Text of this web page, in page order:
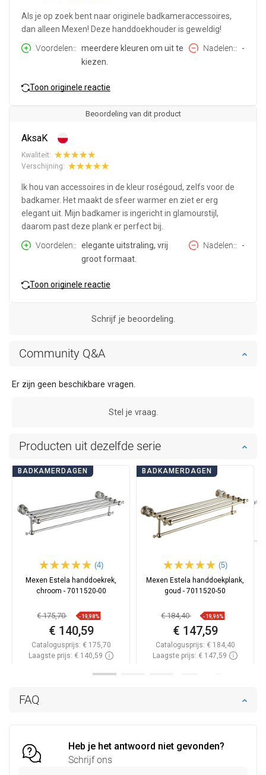
FAQ
Heb je het antwoord niet gevonden?
Schrijf ons
Als je op zoek bent naar originele badkameraccessoires,
dan alleen Mexen! Deze handdoekhouder is geweldig!
Voordelen:
meerdere kleuren om uit te
kiezen.
Nadelen: -
Toon originele reactie
Beoordeling van dit product
AksaK
Kwaliteit:
Verschijning:
Ik hou van accessoires in de kleur roségoud, zelfs voor de
badkamer. Het maakt de sfeer warmer en ziet er erg
elegant uit. Mijn badkamer is ingericht in glamourstijl,
daarom past deze plank er perfect bij.
Voordelen:
elegante uitstraling, vrij
groot formaat.
Nadelen: -
Toon originele reactie
Schrijf je beoordeling.
Community Q&A
Er zijn geen beschikbare vragen.
Stel je vraag.
Producten uit dezelfde serie
BADKAMERDAGEN
(4)
Mexen Estela handdoekrek,
chroom - 7011520-00
€ 175,70 -19,98%
€ 140,59
Catalogusprijs: € 175,70
Laagste prijs: € 140,59
BADKAMERDAGEN
(5)
Mexen Estela handdoekplank,
goud - 7011520-50
€ 184,40 -19,96%
€ 147,59
Catalogusprijs: € 184,40
Laagste prijs: € 147,59